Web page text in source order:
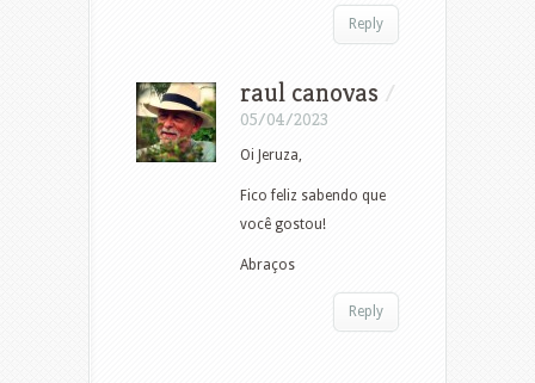
Reply
raul canovas /
05/04/2023
Oi Jeruza,
Fico feliz sabendo que
você gostou!
Abraços
Reply